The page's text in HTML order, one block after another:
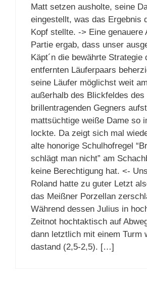
Matt setzen ausholte, seine
eingestellt, was das Ergebnis
Kopf stellte. -> Eine genauere
Partie ergab, dass unser
Käpt´n die bewährte Strategie
entfernten Läuferpaars
seine Läufer möglichst weit
außerhalb des Blickfeldes des
brillentragenden Gegners
mattsüchtige weiße Dame so
lockte. Da zeigt sich mal
alte honorige Schulhofregel
schlägt man nicht” am
keine Berechtigung hat. <-
Roland hatte zu guter Letzt
das Meißner Porzellan
Während dessen Julius in
Zeitnot hochtaktisch auf
dann letztlich mit einem Turm
dastand (2,5-2,5). […]